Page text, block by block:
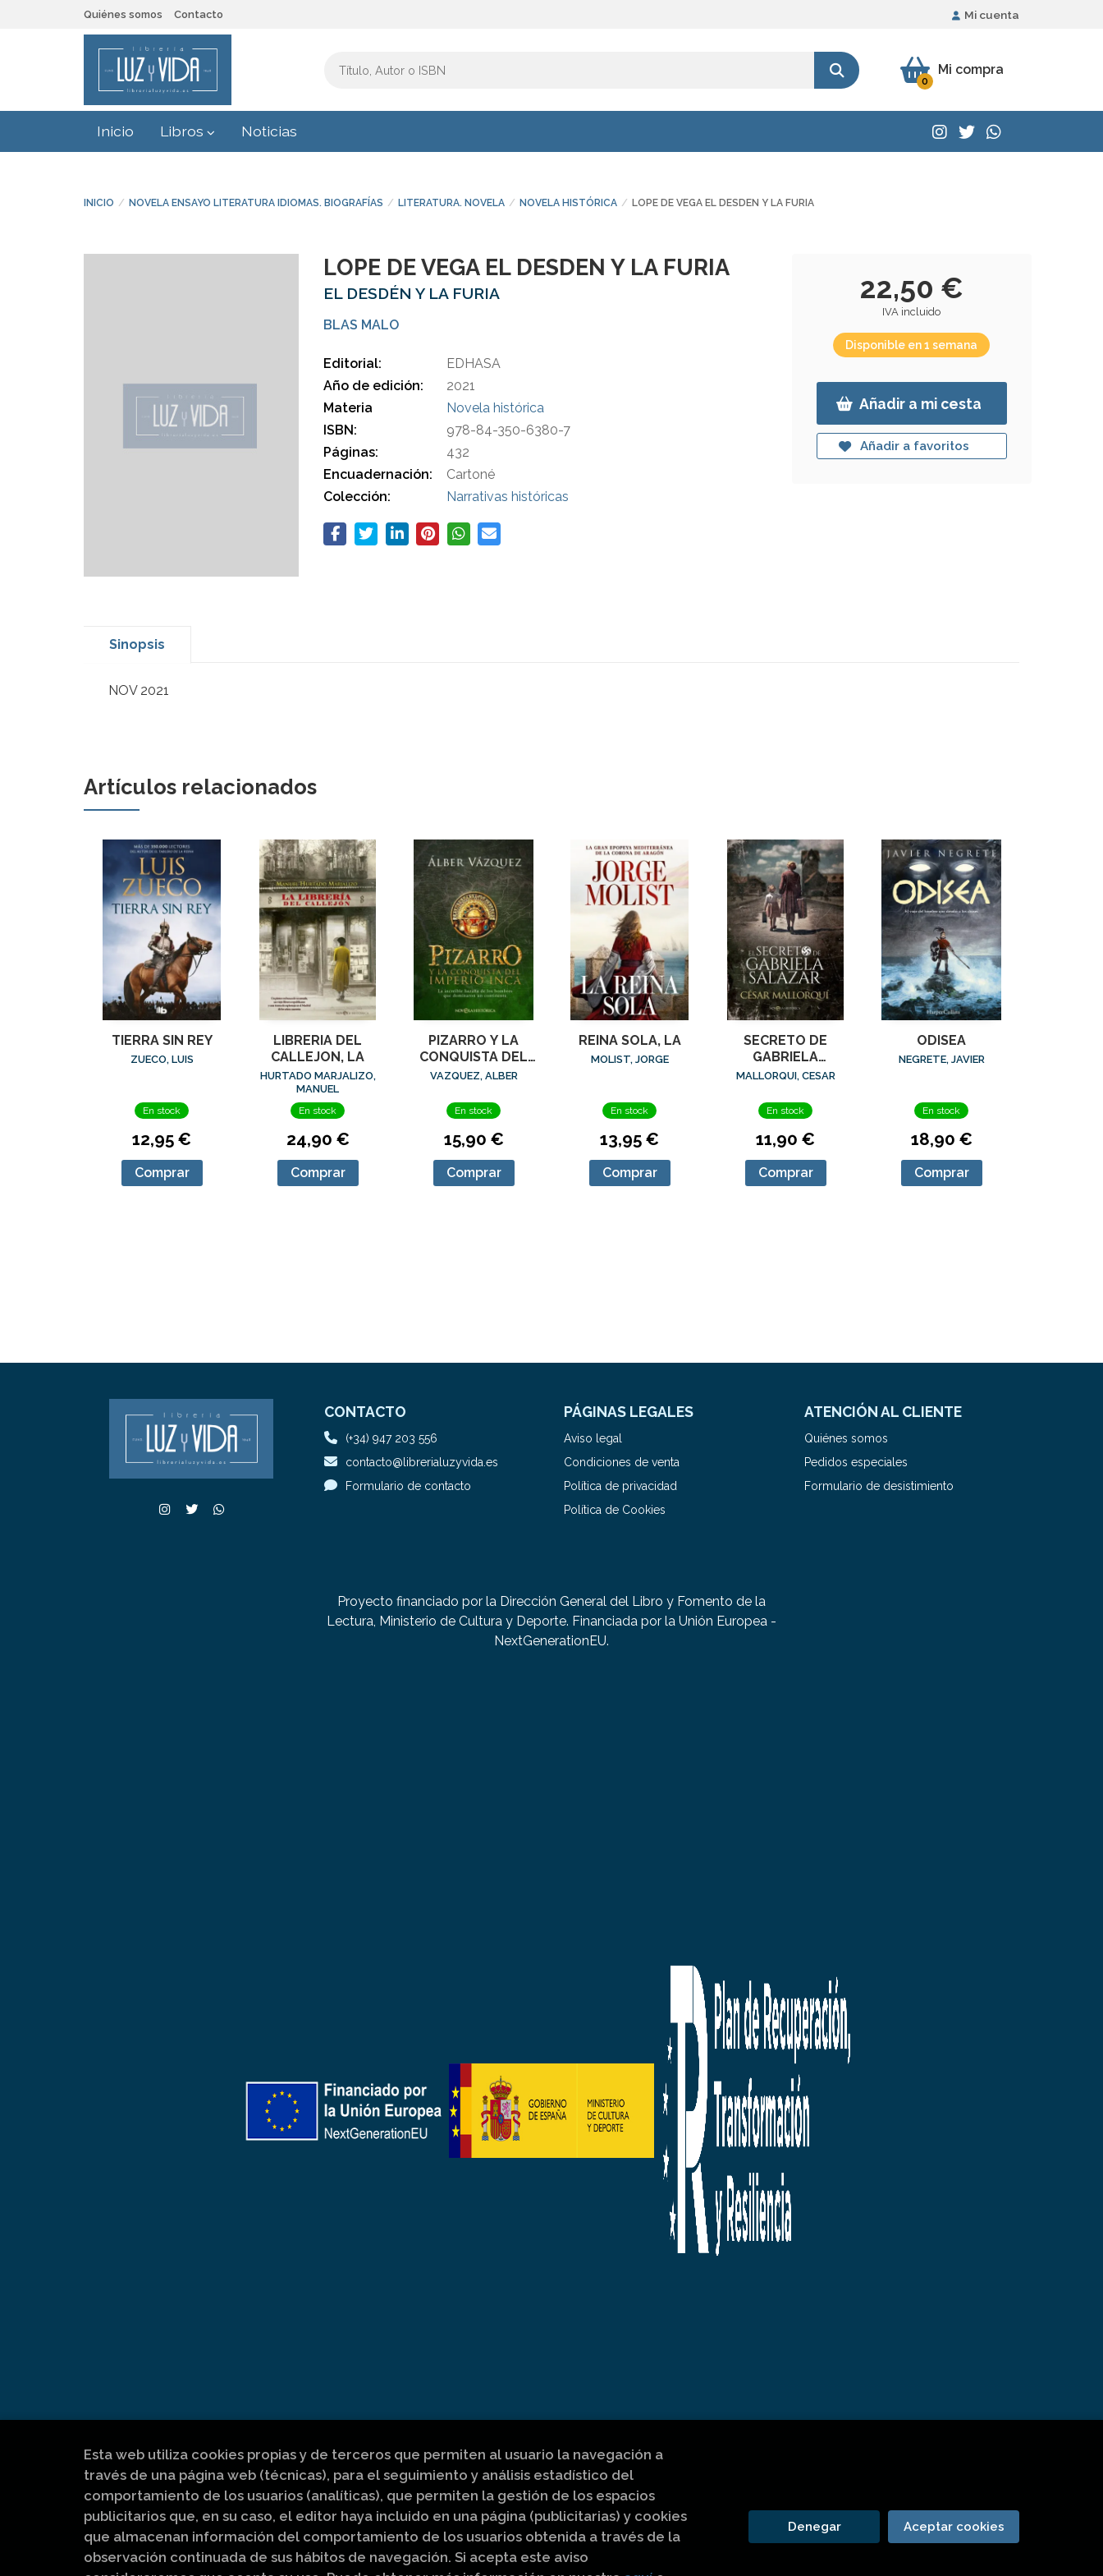
Quiénes somos Contacto Mi cuenta
Mi compra
0
Inicio Libros Noticias
INICIO NOVELA ENSAYO LITERATURA IDIOMAS. BIOGRAFÍAS LITERATURA. NOVELA NOVELA HISTÓRICA LOPE DE VEGA EL DESDEN Y LA FURIA
LOPE DE VEGA EL DESDEN Y LA FURIA
EL DESDÉN Y LA FURIA
BLAS MALO
Editorial:
EDHASA
Año de edición:
2021
Materia
Novela histórica
ISBN:
978-84-350-6380-7
Páginas:
432
Encuadernación:
Cartoné
Colección:
Narrativas históricas
22,50 €
IVA incluido
Disponible en 1 semana
Añadir a mi cesta
Añadir a favoritos
Sinopsis
NOV 2021
Artículos relacionados
TIERRA SIN REY
ZUECO, LUIS
En stock
12,95 €
Comprar
LIBRERIA DEL
CALLEJON, LA
HURTADO MARJALIZO,
MANUEL
En stock
24,90 €
Comprar
PIZARRO Y LA
CONQUISTA DEL
IMPERIO INCA
VAZQUEZ, ALBER
En stock
15,90 €
Comprar
REINA SOLA, LA
MOLIST, JORGE
En stock
13,95 €
Comprar
SECRETO DE
GABRIELA
SALAZAR, EL
MALLORQUI, CESAR
En stock
11,90 €
Comprar
ODISEA
NEGRETE, JAVIER
En stock
18,90 €
Comprar
CONTACTO
(+34) 947 203 556
contacto@librerialuzyvida.es
Formulario de contacto
PÁGINAS LEGALES
Aviso legal
Condiciones de venta
Política de privacidad
Política de Cookies
ATENCIÓN AL CLIENTE
Quiénes somos
Pedidos especiales
Formulario de desistimiento
Proyecto financiado por la Dirección General del Libro y Fomento de la
Lectura, Ministerio de Cultura y Deporte. Financiada por la Unión Europea -
NextGenerationEU.
Esta web utiliza cookies propias y de terceros que permiten al usuario la navegación a
través de una página web (técnicas), para el seguimiento y análisis estadístico del
comportamiento de los usuarios (analíticas), que permiten la gestión de los espacios
publicitarios que, en su caso, el editor haya incluido en una página (publicitarias) y cookies
que almacenan información del comportamiento de los usuarios obtenida a través de la
observación continuada de sus hábitos de navegación. Si acepta este aviso
Denegar Aceptar cookies